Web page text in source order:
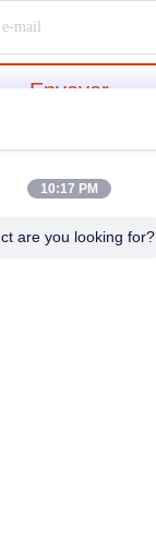
Envoyer
10:17 PM
are you looking for?